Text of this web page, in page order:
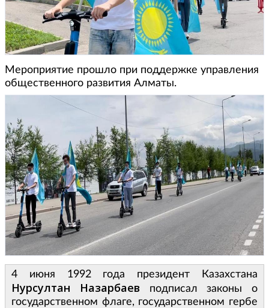
Мероприятие прошло при поддержке управления
общественного развития Алматы.
4 июня 1992 года президент Казахстана
Нурсултан Назарбаев подписал законы о
государственном флаге, государственном гербе